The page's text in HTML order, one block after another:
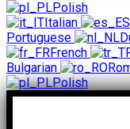
Polish
Italian
Portuguese
French
Bulgarian
Polish